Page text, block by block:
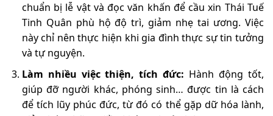
chuẩn bị lễ vật và đọc văn khấn để cầu xin Thái Tuế
Tinh Quân phù hộ độ trì, giảm nhẹ tai ương. Việc
này chỉ nên thực hiện khi gia đình thực sự tin tưởng
và tự nguyện.
Làm nhiều việc thiện, tích đức: Hành động tốt,
giúp đỡ người khác, phóng sinh… được tin là cách
để tích lũy phúc đức, từ đó có thể gặp dữ hóa lành,